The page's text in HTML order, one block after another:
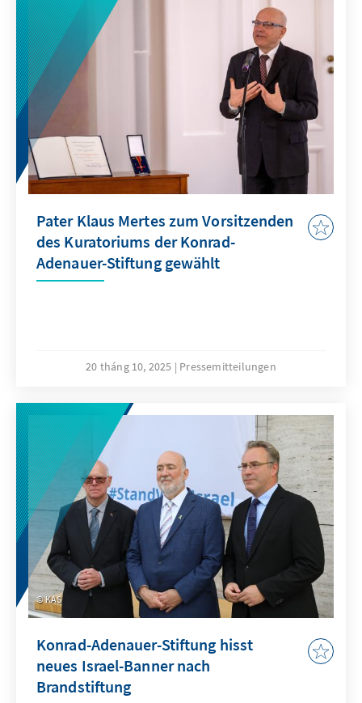
Pater Klaus Mertes zum Vorsitzenden
des Kuratoriums der Konrad-
Adenauer-Stiftung gewählt
20 tháng 10, 2025 Pressemitteilungen
KAS
Konrad-Adenauer-Stiftung hisst
neues Israel-Banner nach
Brandstiftung